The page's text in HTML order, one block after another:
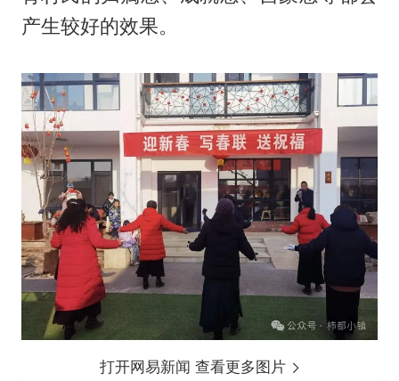
产生较好的效果。
打开网易新闻 查看更多图片